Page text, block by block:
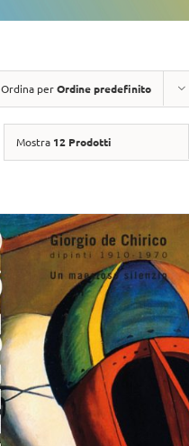
Ordina perOrdine predefinito
Mostra 12 Prodotti